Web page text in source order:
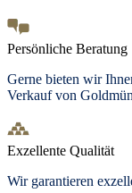
Persönliche Beratung
Gerne bieten wir
Verkauf von
Exzellente Qualität
Wir garantieren